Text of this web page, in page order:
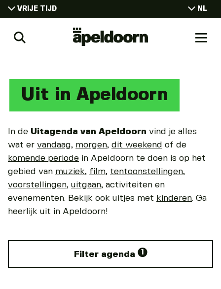
VRIJE TIJD
WONEN
STUDEREN
Uit
NL
DE
Zoeken
Naar
Uit in Apeldoorn
In de Uitagenda van Apeldoorn vind je alles
wat er vandaag, morgen, dit weekend of de
komende periode in Apeldoorn te doen is op het
gebied van muziek, film, tentoonstellingen,
voorstellingen, uitgaan, activiteiten en
evenementen. Bekijk ook uitjes met kinderen. Ga
heerlijk uit in Apeldoorn!
Filter agenda 1